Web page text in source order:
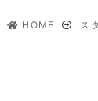
HOME ス